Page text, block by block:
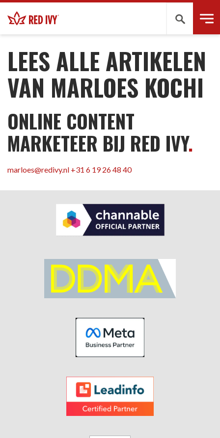
Zoeken
TEAM -MARLOES KOCHI
LEES ALLE ARTIKELEN
VAN MARLOES KOCHI
ONLINE CONTENT
MARKETEER BIJ RED IVY.
marloes@redivy.nl +31 6 19 26 48 40